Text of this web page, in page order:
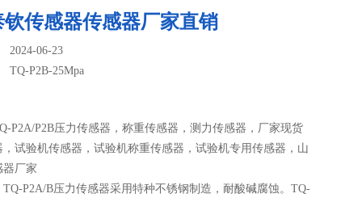
钦传感器传感器厂家直销
2024-06-23
TQ-P2B-25Mpa
P2A/P2B压力传感器，称重传感器，测力传感器，厂家现货
，试验机传感器，试验机称重传感器，试验机专用传感器，山
器厂家
TQ-P2A/B压力传感器采用特种不锈钢制造，耐酸碱腐蚀。TQ-